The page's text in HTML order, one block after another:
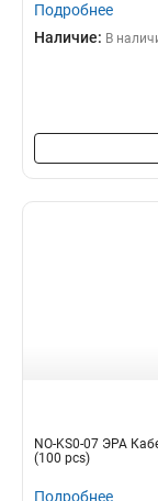
Подробнее
Наличие: В
NO-KS0-07 ЭРА
(100 pcs)
Подробнее